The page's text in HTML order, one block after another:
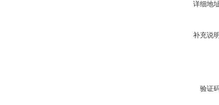
详细地
补充说
验证